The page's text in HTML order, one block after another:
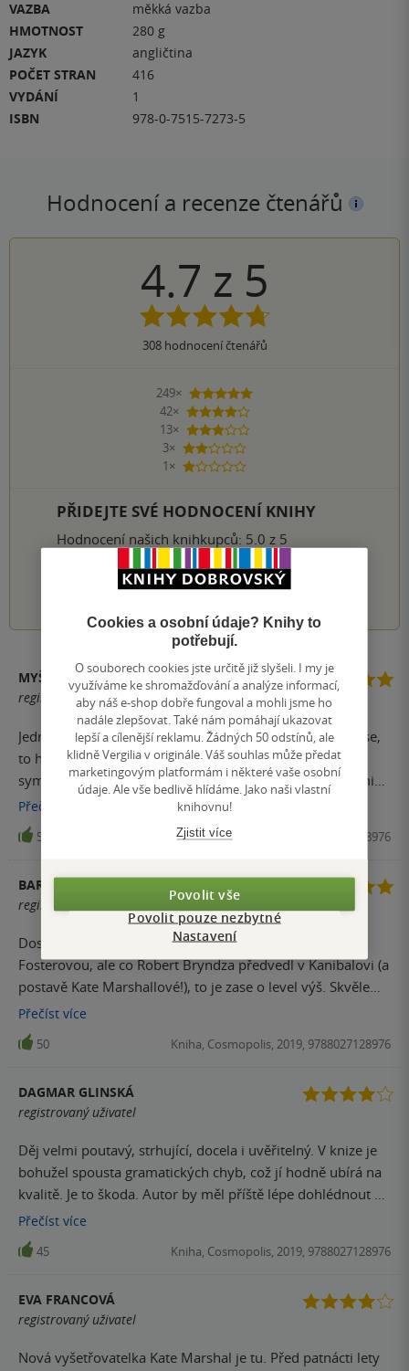
VAZBA
měkká vazba
HMOTNOST
280 g
JAZYK
angličtina
POČET STRAN
416
VYDÁNÍ
1
ISBN
978-0-7515-7273-5
Hodnocení a recenze čtenářů
4.7 z 5
308hodnocení čtenářů
249×
5 hvězdiček
42×
4 hvězdičky
13×
3 hvězdičky
3×
2 hvězdičky
1×
1 hvezdička
PŘIDEJTE SVÉ HODNOCENÍ KNIHY
Hodnocení našich knihkupců: 5.0 z 5
1 2 3 4 5
MYŠ
registrovaný uživatel
Jedním slovem vynikající! Přestože miluju Eriku (a Jamese,
to hlavně), Kate Marshallová je úžasná nová hrdinka,
sympatická, propracovaná, s klady i zápory, prostě velmi
lidská. Zápletka je pak starý dobrý Bryndza, jak ho známe.
Přečíst
55 Kniha, Cosmopolis, 2019, 9788027128976
BARBORA
registrovaný uživatel
Doslova jsem hltala celou předchozí sérii s Erikou
Fosterovou, ale co Robert Bryndza předvedl v Kanibalovi (a
postavě Kate Marshallové!), to je zase o level výš. Skvěle
promyšlený příběh hlavní hrdinky, který vás zas a znovu
překvapuje (párkrát jsem doslova zírala s otevřenou
pusou), perfektní zápletka, propracované a často velmi
scén, kdy mi běhal mráz po zádech... Těším se na další
knihu a jsem zvědavá, kam se bude tahle nová postava
posouvat dál!
Přečíst více
50 Kniha, Cosmopolis, 2019, 9788027128976
DAGMAR GLINSKÁ
registrovaný uživatel
Děj velmi poutavý, strhující, docela i uvěřitelný. V knize je
bohužel spousta gramatických chyb, což jí hodně ubírá na
kvalitě. Je to škoda. Autor by měl příště lépe dohlédnout na
vydavatelský a editorský tým!
Přečíst více
45 Kniha, Cosmopolis, 2019, 9788027128976
EVA FRANCOVÁ
registrovaný uživatel
Nová vyšetřovatelka Kate Marshal je tu. Před patnácti lety
Cookies a osobní údaje? Knihy to
potřebují.
O souborech cookies jste určitě již slyšeli. I my je
využíváme ke shromažďování a analýze informací,
aby náš e-shop dobře fungoval a mohli jsme ho
nadále zlepšovat. Také nám pomáhají ukazovat
lepší a cílenější reklamu. Žádných 50 odstínů, ale
klidně Vergilia v originále. Váš souhlas může předat
marketingovým platformám i některé vaše osobní
údaje. Ale vše bedlivě hlídáme. Jako naši vlastní
knihovnu!
Zjistit více
Povolit vše
Povolit pouze nezbytné
Nastavení